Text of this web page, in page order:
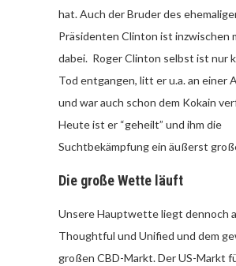
hat. Auch der Bruder des
Präsidenten Clinton ist inzwischen
dabei. Roger Clinton selbst ist nur
Tod entgangen, litt er u.a. an einer
und war auch schon dem Kokain
Heute ist er “geheilt” und ihm die
Suchtbekämpfung ein äußerst
Die große Wette läuft
Unsere Hauptwette liegt dennoch
Thoughtful und Unified und dem
großen CBD-Markt. Der US-Markt